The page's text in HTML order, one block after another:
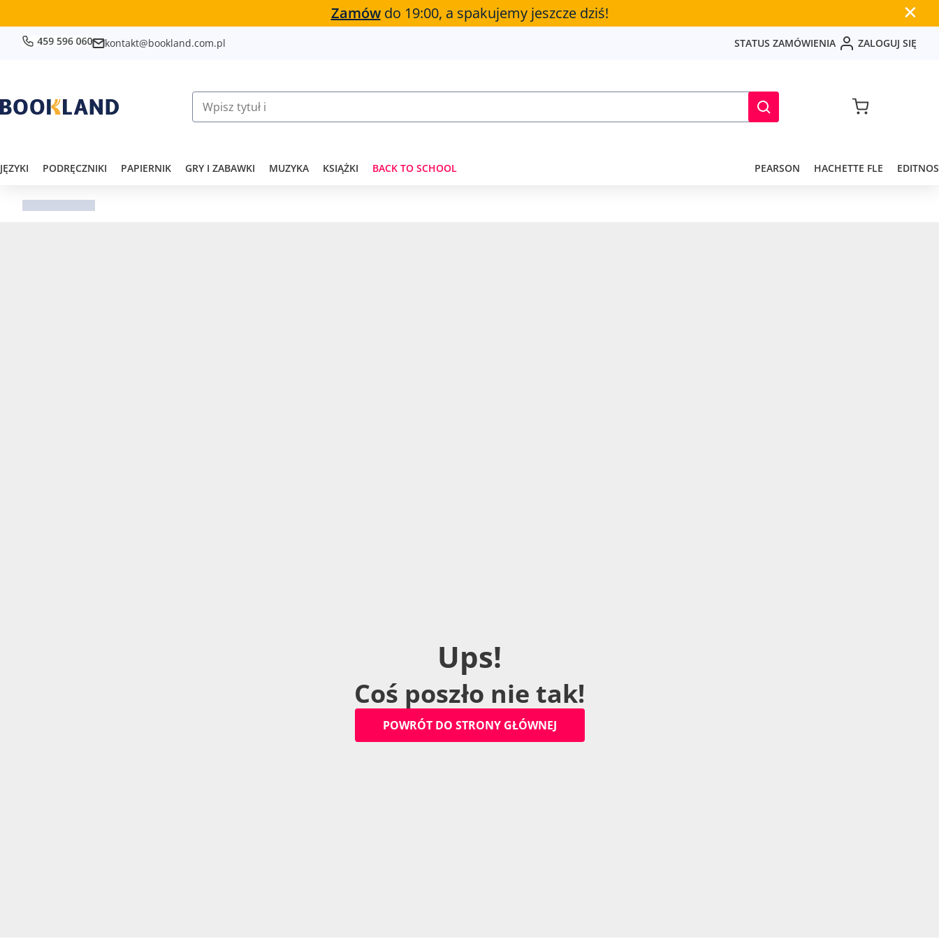
Zamówdo 19:00, a spakujemy jeszcze dziś! ✕
kontakt@bookland.com.pl STATUS ZAMÓWIENIA ZALOGUJ SIĘ
JĘZYKI PODRĘCZNIKI PAPIERNIK GRY I ZABAWKI MUZYKA KSIĄŻKI BACK TO SCHOOL PEARSON HACHETTE FLE EDITNOS
Ups!
Coś poszło nie tak!
POWRÓT DO STRONY GŁÓWNEJ